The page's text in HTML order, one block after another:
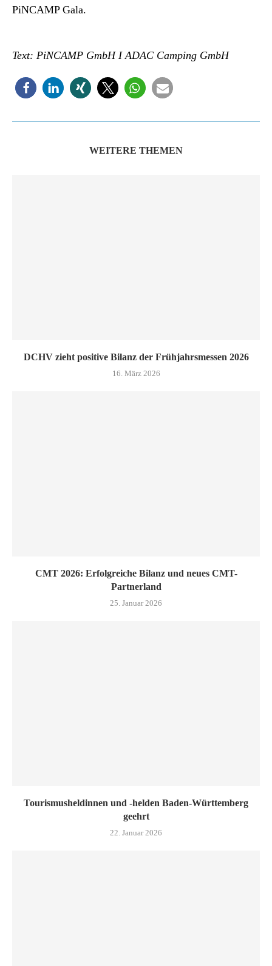
PiNCAMP Gala.
Text: PiNCAMP GmbH I ADAC Camping GmbH
WEITERE THEMEN
DCHV zieht positive Bilanz der Frühjahrsmessen 2026
16. März 2026
CMT 2026: Erfolgreiche Bilanz und neues CMT-
Partnerland
25. Januar 2026
Tourismusheldinnen und -helden Baden-Württemberg
geehrt
22. Januar 2026